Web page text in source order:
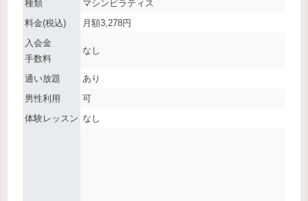
種類
マシンピラティス
料金(税込)
月額3,278円
入会金
手数料
なし
通い放題
あり
男性利用
可
体験レッスン なし